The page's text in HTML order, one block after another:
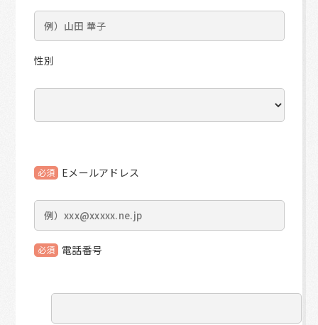
性別
必須 Eメールアドレス
必須 電話番号